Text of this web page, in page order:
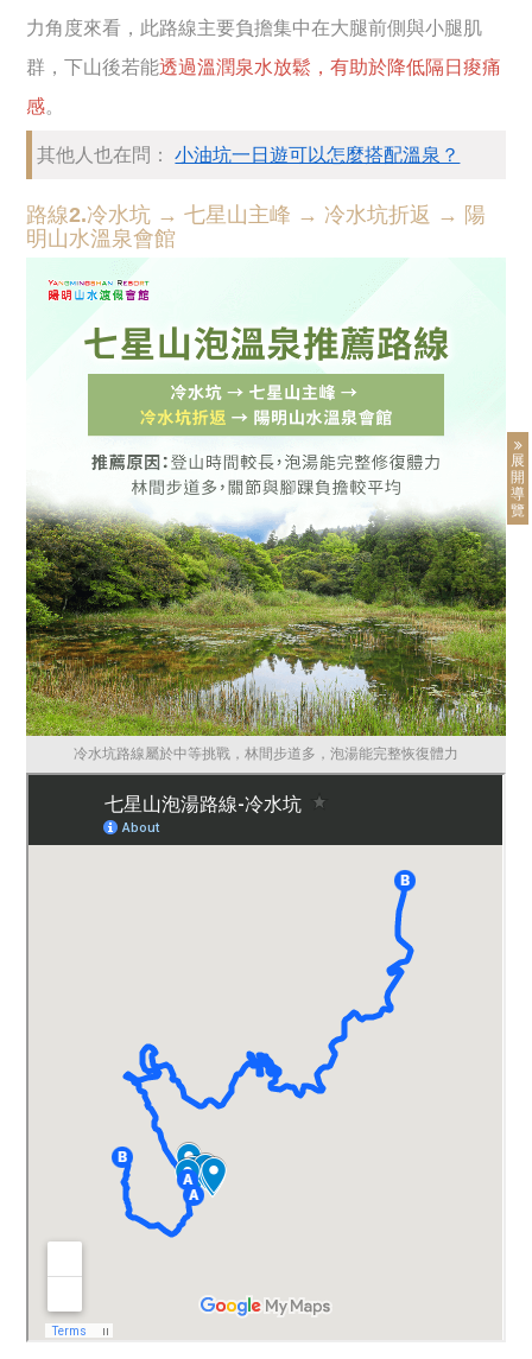
力角度來看，此路線主要負擔集中在大腿前側與小腿肌
群，下山後若能透過溫潤泉水放鬆，有助於降低隔日痠痛
感。
其他人也在問：小油坑一日遊可以怎麼搭配溫泉？
路線2.冷水坑 → 七星山主峰 → 冷水坑折返 → 陽
明山水溫泉會館
冷水坑路線屬於中等挑戰，林間步道多，泡湯能完整恢復體力
展
開
導
覽